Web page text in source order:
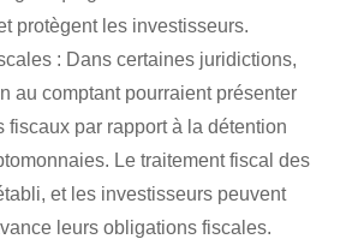
protègent les investisseurs.
: Dans certaines juridictions,
au comptant pourraient présenter
fiscaux par rapport à la détention
Le traitement fiscal des
et les investisseurs peuvent
leurs obligations fiscales.